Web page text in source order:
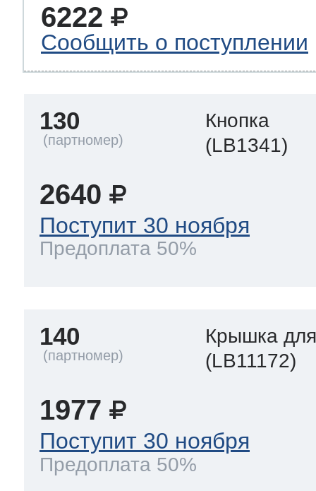
6222
Сообщить о поступлении
130
Кнопка
(LB1341)
2640
Поступит 30 ноября
Предоплата 50%
140
Крышка
(LB11172)
1977
Поступит 30 ноября
Предоплата 50%